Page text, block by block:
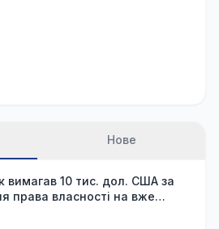
Нове
вимагав 10 тис. дол. США за
права власності на вже